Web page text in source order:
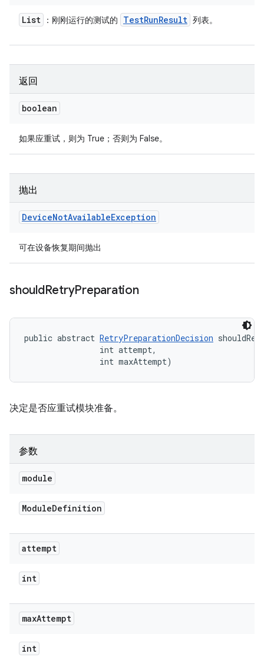
List ：刚刚运行的测试的 TestRunResult 列表。
返回
boolean
如果应重试，则为 True；否则为 False。
抛出
DeviceNotAvailableException
可在设备恢复期间抛出
shouldRetryPreparation
public abstract RetryPreparationDecision
                int attempt,
                int maxAttempt)
决定是否应重试模块准备。
参数
module
ModuleDefinition
attempt
int
maxAttempt
int